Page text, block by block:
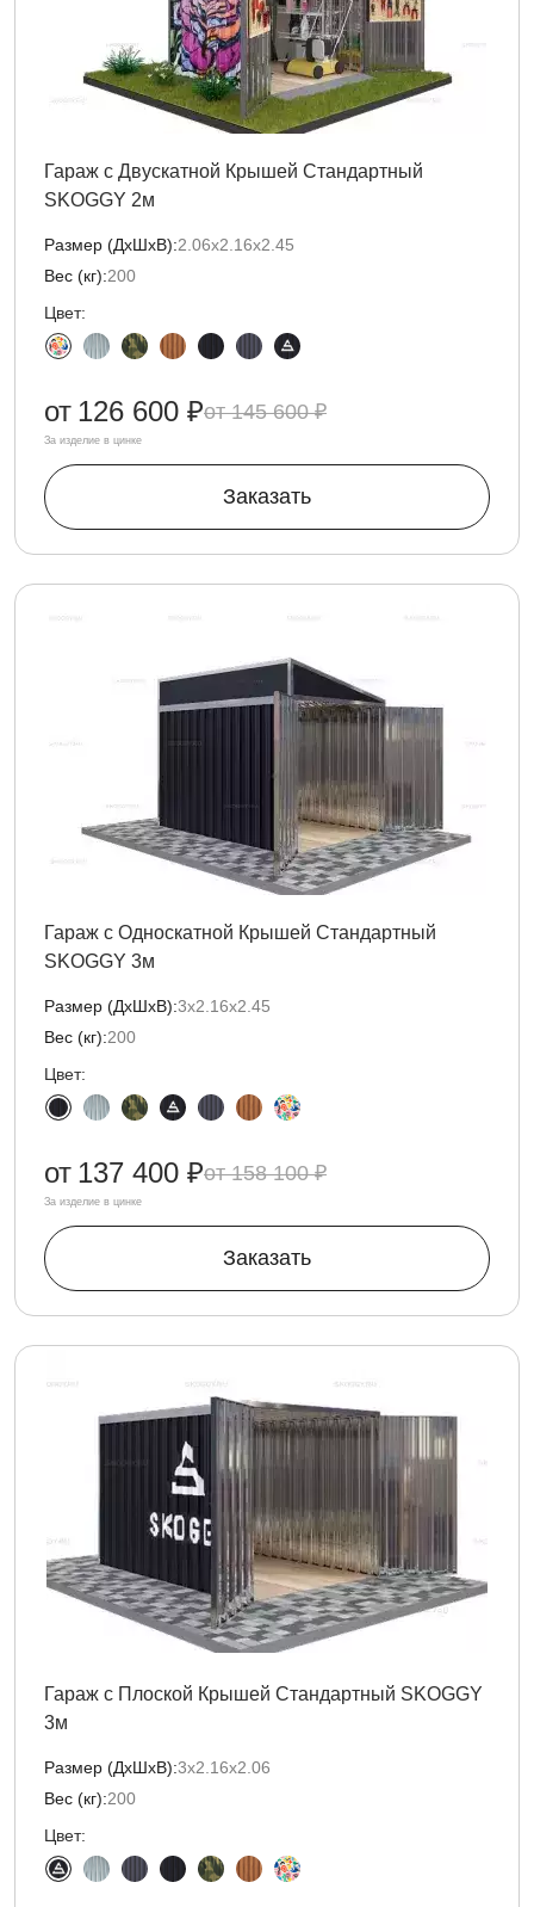
Гараж с Двускатной Крышей Стандартный
SKOGGY 2м
Размер (ДxШxВ):2.06х2.16х2.45
Вес (кг):200
Цвет:
145 600 ₽
от 126 600 ₽
За изделие в цинке
Заказать
Гараж с Односкатной Крышей Стандартный
SKOGGY 3м
Размер (ДxШxВ):3х2.16х2.45
Вес (кг):200
Цвет:
158 100 ₽
от 137 400 ₽
За изделие в цинке
Заказать
Гараж с Плоской Крышей Стандартный SKOGGY
3м
Размер (ДxШxВ):3х2.16х2.06
Вес (кг):200
Цвет: